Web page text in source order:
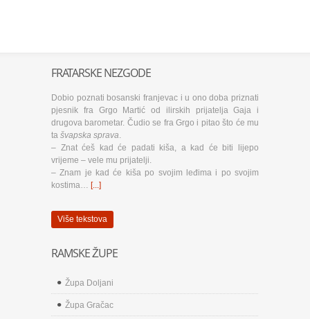
FRATARSKE NEZGODE
Dobio poznati bosanski franjevac i u ono doba priznati
pjesnik fra Grgo Martić od ilirskih prijatelja Gaja i
drugova barometar. Čudio se fra Grgo i pitao što će mu
ta švapska sprava.
– Znat ćeš kad će padati kiša, a kad će biti lijepo
vrijeme – vele mu prijatelji.
– Znam je kad će kiša po svojim leđima i po svojim
kostima… [...]
Više tekstova
RAMSKE ŽUPE
Župa Doljani
Župa Gračac